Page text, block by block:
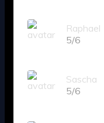
Raphael
5/6
Sascha
5/6